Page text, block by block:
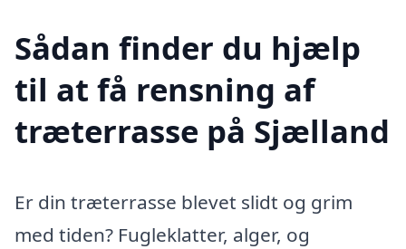
Sådan finder du hjælp
til at få rensning af
træterrasse på Sjælland
Er din træterrasse blevet slidt og grim
med tiden? Fugleklatter, alger, og